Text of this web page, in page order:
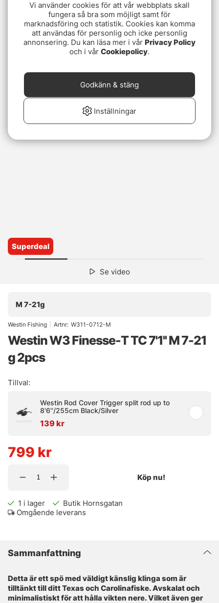
Superdeal
Se video
M 7-21g
Westin Fishing Artnr: W311-0712-M
Westin W3 Finesse-T TC 7'1'' M 7-21
g 2pcs
Tillval:
Westin Rod Cover Trigger split rod up to
8'6''/255cm Black/Silver
139 kr
799 kr
Köp nu!
1 i lager
Butik Hornsgatan
Omgående leverans
Sammanfattning
Detta är ett spö med väldigt känslig klinga som är
tilltänkt till ditt Texas och Carolinafiske. Avskalat och
minimalistiskt för att hålla vikten nere. Vilket även ger
Vi använder cookies för att vår webbplats skall
fungera så bra som möjligt samt för
marknadsföring och statistik. Cookies kan komma
att användas för personlig och icke personlig
annonsering. Du kan läsa mer i vår Privacy Policy
och i vår Cookiepolicy.
Inställningar
Godkänn & stäng